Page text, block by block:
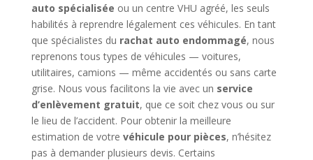
auto spécialisée ou un centre VHU agréé, les seuls
habilités à reprendre légalement ces véhicules. En tant
que spécialistes du rachat auto endommagé, nous
reprenons tous types de véhicules — voitures,
utilitaires, camions — même accidentés ou sans carte
grise. Nous vous facilitons la vie avec un service
d’enlèvement gratuit, que ce soit chez vous ou sur
le lieu de l’accident. Pour obtenir la meilleure
estimation de votre véhicule pour pièces, n’hésitez
pas à demander plusieurs devis. Certains